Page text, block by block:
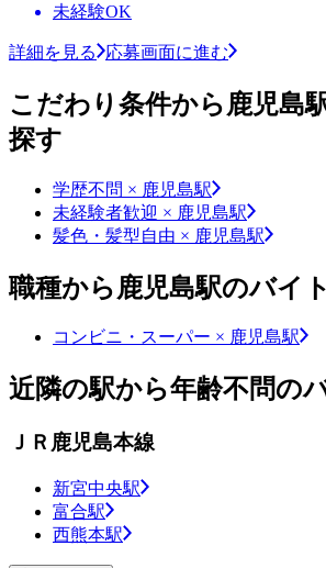
未経験OK
詳細を見る 応募画面に進む
こだわり条件から鹿児島
探す
学歴不問 × 鹿児島駅
未経験者歓迎 × 鹿児島駅
髪色・髪型自由 × 鹿児島駅
職種から鹿児島駅のバイ
コンビニ・スーパー × 鹿児島駅
近隣の駅から年齢不問の
ＪＲ鹿児島本線
新宮中央駅
富合駅
西熊本駅